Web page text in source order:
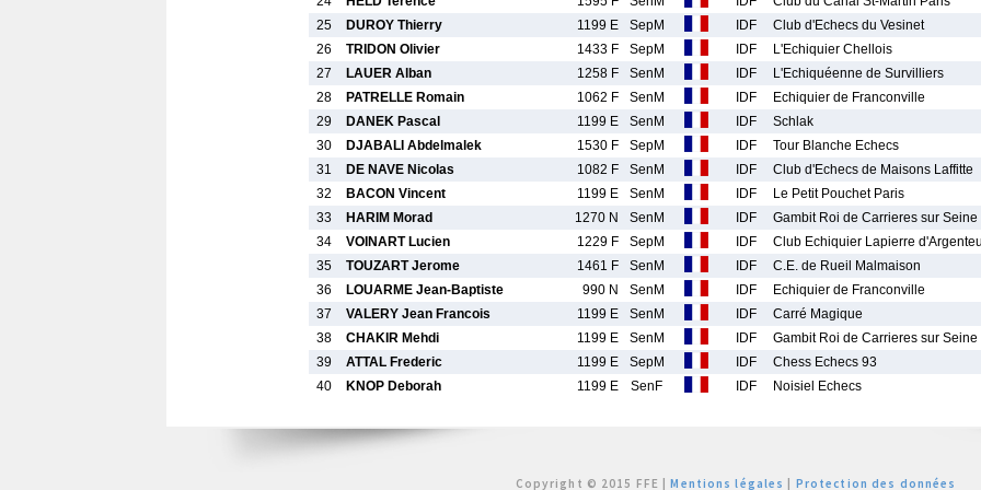
25
DUROY Thierry 1199 E SepM IDF
Club d'Echecs du Vesinet
26
TRIDON Olivier 1433 F SepM IDF
L'Echiquier Chellois
27
LAUER Alban 1258 F SenM IDF
L'Echiquéenne de Survilliers
28
PATRELLE Romain 1062 F SenM IDF
Echiquier de Franconville
29
DANEK Pascal 1199 E SenM IDF
Schlak
30
DJABALI Abdelmalek 1530 F SepM IDF
Tour Blanche Echecs
31
DE NAVE Nicolas 1082 F SenM IDF
Club d'Echecs de Maisons Laffitte
32
BACON Vincent 1199 E SenM IDF
Le Petit Pouchet Paris
33
HARIM Morad 1270 N SenM IDF
Gambit Roi de Carrieres sur Seine
34
VOINART Lucien 1229 F SepM IDF
Club Echiquier Lapierre
35
TOUZART Jerome 1461 F SenM IDF
C.E. de Rueil Malmaison
36
LOUARME Jean-Baptiste 990 N SenM IDF
Echiquier de Franconville
37
VALERY Jean Francois 1199 E SenM IDF
Carré Magique
38
CHAKIR Mehdi 1199 E SenM IDF
Gambit Roi de Carrieres sur Seine
39
ATTAL Frederic 1199 E SepM IDF
Chess Echecs 93
40
KNOP Deborah 1199 E SenF IDF Noisiel Echecs
Copyright © 2015 FFE |Mentions légales Protection des données